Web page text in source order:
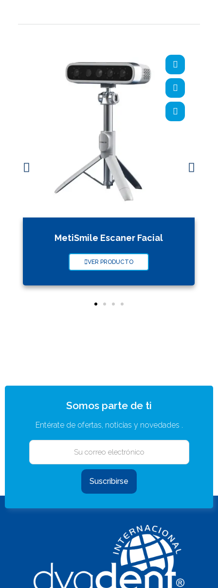
MetiSmile Escaner Facial
VER PRODUCTO
Somos parte de ti
Entérate de ofertas, noticias y novedades .
Suscribirse